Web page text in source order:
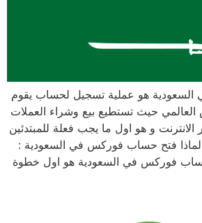
هو عملية تسجيل لحساب يقوم
حيث تستطيع بيع وشراء العملات
الانترنت و هو اول ما يجب فعلة للمبتدئين
فتح حساب فوركس في السعودية :
فوركس في السعودية هو اول خطوة